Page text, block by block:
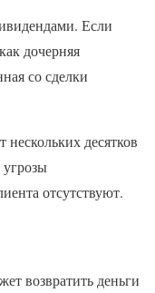
Если
дочерняя
со сделки
нескольких десятков
отсутствуют.
возвратить деньги